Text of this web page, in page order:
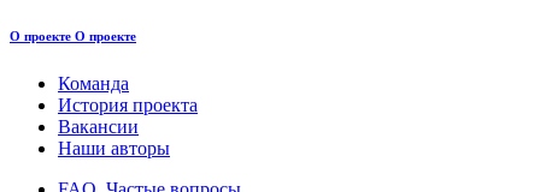
О проекте О проекте
Команда
История проекта
Вакансии
Наши авторы